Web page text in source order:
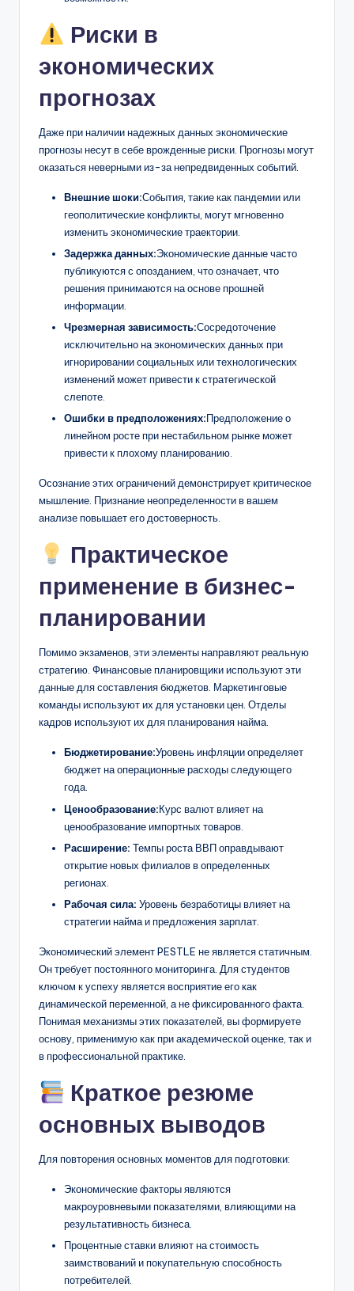
Риски в
экономических
прогнозах
Даже при наличии надежных данных экономические
прогнозы несут в себе врожденные риски. Прогнозы могут
оказаться неверными из-за непредвиденных событий.
Внешние шоки:События, такие как пандемии или
геополитические конфликты, могут мгновенно
изменить экономические траектории.
Задержка данных:Экономические данные часто
публикуются с опозданием, что означает, что
решения принимаются на основе прошней
информации.
Чрезмерная зависимость:Сосредоточение
исключительно на экономических данных при
игнорировании социальных или технологических
изменений может привести к стратегической
слепоте.
Ошибки в предположениях:Предположение о
линейном росте при нестабильном рынке может
привести к плохому планированию.
Осознание этих ограничений демонстрирует критическое
мышление. Признание неопределенности в вашем
анализе повышает его достоверность.
Практическое
применение в бизнес-
планировании
Помимо экзаменов, эти элементы направляют реальную
стратегию. Финансовые планировщики используют эти
данные для составления бюджетов. Маркетинговые
команды используют их для установки цен. Отделы
кадров используют их для планирования найма.
Бюджетирование:Уровень инфляции определяет
бюджет на операционные расходы следующего
года.
Ценообразование:Курс валют влияет на
ценообразование импортных товаров.
Расширение: Темпы роста ВВП оправдывают
открытие новых филиалов в определенных
регионах.
Рабочая сила: Уровень безработицы влияет на
стратегии найма и предложения зарплат.
Экономический элемент PESTLE не является статичным.
Он требует постоянного мониторинга. Для студентов
ключом к успеху является восприятие его как
динамической переменной, а не фиксированного факта.
Понимая механизмы этих показателей, вы формируете
основу, применимую как при академической оценке, так и
в профессиональной практике.
Краткое резюме
основных выводов
Для повторения основных моментов для подготовки:
Экономические факторы являются
макроуровневыми показателями, влияющими на
результативность бизнеса.
Процентные ставки влияют на стоимость
заимствований и покупательную способность
потребителей.